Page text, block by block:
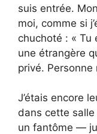
suis entrée.
moi, comme si
chuchoté : « Tu
une étrangère
privé. Personne
J’étais encore
dans cette
un fantôme —